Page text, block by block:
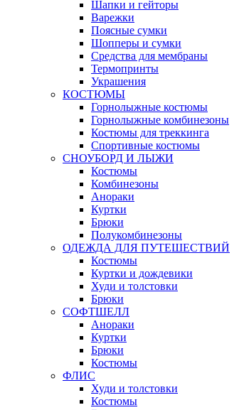
Шапки и гейторы
Варежки
Поясные сумки
Шопперы и сумки
Средства для мембраны
Термопринты
Украшения
КОСТЮМЫ
Горнолыжные костюмы
Горнолыжные комбинезоны
Костюмы для треккинга
Спортивные костюмы
СНОУБОРД И ЛЫЖИ
Костюмы
Комбинезоны
Анораки
Куртки
Брюки
Полукомбинезоны
ОДЕЖДА ДЛЯ ПУТЕШЕСТВИЙ
Костюмы
Куртки и дождевики
Худи и толстовки
Брюки
СОФТШЕЛЛ
Анораки
Куртки
Брюки
Костюмы
ФЛИС
Худи и толстовки
Костюмы